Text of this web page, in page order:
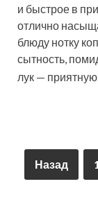
и быстрое в
отлично
блюду нотку
сытность,
лук —
Назад